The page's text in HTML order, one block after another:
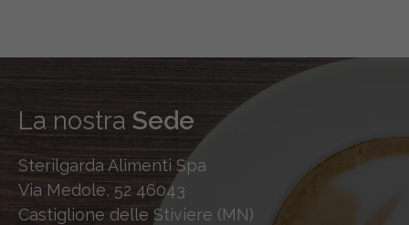
La nostra Sede
Sterilgarda Alimenti Spa
Via Medole, 52 46043
Castiglione delle Stiviere (MN)